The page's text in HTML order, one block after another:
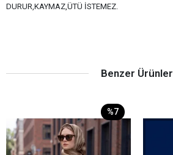
DURUR,KAYMAZ,ÜTÜ İSTEMEZ.
Benzer Ürünler
%7